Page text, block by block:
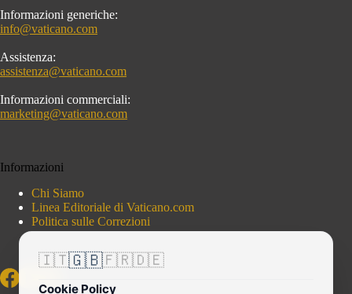
Informazioni generiche:
info@vaticano.com
Assistenza:
assistenza@vaticano.com
Informazioni commerciali:
marketing@vaticano.com
Informazioni
Chi Siamo
Linea Editoriale di Vaticano.com
Politica sulle Correzioni
🇮🇹🇬🇧🇫🇷🇩🇪
Cookie Policy